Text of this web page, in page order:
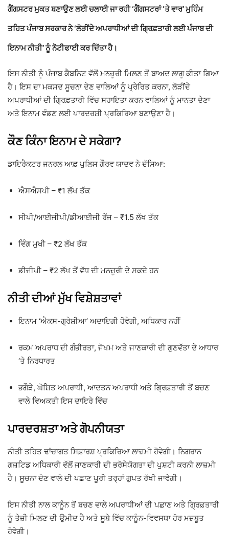
ਗੈਂਗਸਟਰ ਮੁਕਤ ਬਣਾਉਣ ਲਈ ਚਲਾਈ ਜਾ ਰਹੀ ‘ਗੈਂਗਸਟਰਾਂ ‘ਤੇ ਵਾਰ’ ਮੁਹਿੰਮ
ਤਹਿਤ ਪੰਜਾਬ ਸਰਕਾਰ ਨੇ ‘ਲੋੜੀਂਦੇ ਅਪਰਾਧੀਆਂ ਦੀ ਗ੍ਰਿਫ਼ਤਾਰੀ ਲਈ ਪੰਜਾਬ ਦੀ
ਇਨਾਮ ਨੀਤੀ’ ਨੂੰ ਨੋਟੀਫਾਈ ਕਰ ਦਿੱਤਾ ਹੈ।
ਇਸ ਨੀਤੀ ਨੂੰ ਪੰਜਾਬ ਕੈਬਨਿਟ ਵੱਲੋਂ ਮਨਜ਼ੂਰੀ ਮਿਲਣ ਤੋਂ ਬਾਅਦ ਲਾਗੂ ਕੀਤਾ ਗਿਆ
ਹੈ। ਇਸ ਦਾ ਮਕਸਦ ਸੂਚਨਾ ਦੇਣ ਵਾਲਿਆਂ ਨੂੰ ਪ੍ਰੇਰਿਤ ਕਰਨਾ, ਲੋੜੀਂਦੇ
ਅਪਰਾਧੀਆਂ ਦੀ ਗ੍ਰਿਫ਼ਤਾਰੀ ਵਿੱਚ ਸਹਾਇਤਾ ਕਰਨ ਵਾਲਿਆਂ ਨੂੰ ਮਾਨਤਾ ਦੇਣਾ
ਅਤੇ ਇਨਾਮ ਵੰਡਣ ਲਈ ਪਾਰਦਰਸ਼ੀ ਪ੍ਰਕਿਰਿਆ ਬਣਾਉਣਾ ਹੈ।
ਕੌਣ ਕਿੰਨਾ ਇਨਾਮ ਦੇ ਸਕੇਗਾ?
ਡਾਇਰੈਕਟਰ ਜਨਰਲ ਆਫ਼ ਪੁਲਿਸਗੌਰਵ ਯਾਦਵਨੇ ਦੱਸਿਆ:
ਐਸਐਸਪੀ – ₹1 ਲੱਖ ਤੱਕ
ਸੀਪੀ/ਆਈਜੀਪੀ/ਡੀਆਈਜੀ ਰੇਂਜ – ₹1.5 ਲੱਖ ਤੱਕ
ਵਿੰਗ ਮੁਖੀ – ₹2 ਲੱਖ ਤੱਕ
ਡੀਜੀਪੀ – ₹2 ਲੱਖ ਤੋਂ ਵੱਧ ਦੀ ਮਨਜ਼ੂਰੀ ਦੇ ਸਕਦੇ ਹਨ
ਨੀਤੀ ਦੀਆਂ ਮੁੱਖ ਵਿਸ਼ੇਸ਼ਤਾਵਾਂ
ਇਨਾਮ ‘ਐਕਸ-ਗ੍ਰੇਸ਼ੀਆ’ ਅਦਾਇਗੀ ਹੋਵੇਗੀ, ਅਧਿਕਾਰ ਨਹੀਂ
ਰਕਮ ਅਪਰਾਧ ਦੀ ਗੰਭੀਰਤਾ, ਜੋਖਮ ਅਤੇ ਜਾਣਕਾਰੀ ਦੀ ਗੁਣਵੱਤਾ ਦੇ ਆਧਾਰ
‘ਤੇ ਨਿਰਧਾਰਤ
ਭਗੌੜੇ, ਘੋਸ਼ਿਤ ਅਪਰਾਧੀ, ਆਦਤਨ ਅਪਰਾਧੀ ਅਤੇ ਗ੍ਰਿਫ਼ਤਾਰੀ ਤੋਂ ਬਚਣ
ਵਾਲੇ ਵਿਅਕਤੀ ਇਸ ਦਾਇਰੇ ਵਿੱਚ
ਪਾਰਦਰਸ਼ਤਾ ਅਤੇ ਗੋਪਨੀਯਤਾ
ਨੀਤੀ ਤਹਿਤ ਢਾਂਚਾਗਤ ਸਿਫ਼ਾਰਸ਼ ਪ੍ਰਕਿਰਿਆ ਲਾਜ਼ਮੀ ਹੋਵੇਗੀ। ਨਿਗਰਾਨ
ਗਜ਼ਟਿਡ ਅਧਿਕਾਰੀ ਵੱਲੋਂ ਜਾਣਕਾਰੀ ਦੀ ਭਰੋਸੇਯੋਗਤਾ ਦੀ ਪੁਸ਼ਟੀ ਕਰਨੀ ਲਾਜ਼ਮੀ
ਹੈ। ਸੂਚਨਾ ਦੇਣ ਵਾਲੇ ਦੀ ਪਛਾਣ ਪੂਰੀ ਤਰ੍ਹਾਂ ਗੁਪਤ ਰੱਖੀ ਜਾਵੇਗੀ।
ਇਸ ਨੀਤੀ ਨਾਲ ਕਾਨੂੰਨ ਤੋਂ ਬਚਣ ਵਾਲੇ ਅਪਰਾਧੀਆਂ ਦੀ ਪਛਾਣ ਅਤੇ ਗ੍ਰਿਫ਼ਤਾਰੀ
ਨੂੰ ਤੇਜ਼ੀ ਮਿਲਣ ਦੀ ਉਮੀਦ ਹੈ ਅਤੇ ਸੂਬੇ ਵਿੱਚ ਕਾਨੂੰਨ-ਵਿਵਸਥਾ ਹੋਰ ਮਜ਼ਬੂਤ
ਹੋਵੇਗੀ।